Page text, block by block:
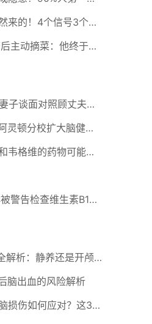
肝腹水不是突然来的！4个信号3个管理要点别等肚子鼓起来
32岁男子吃药后主动摘菜：他终于活过来了？
布鲁斯·威利斯妻子谈面对照顾丈夫所受"评判"的看法
德克萨斯大学阿灵顿分校扩大脑健康研究范围
类似穆纳贾罗和韦格维的药物可能降低酒精的醉人效果
65岁以上人群被警告检查维生素B12：低水平可能影响记忆和大脑健康
颅骨骨折治疗全解析：静养还是开颅？
脑出血的风险解析
颅骨骨折合并脑损伤如何应对？这3种处理方案要记牢